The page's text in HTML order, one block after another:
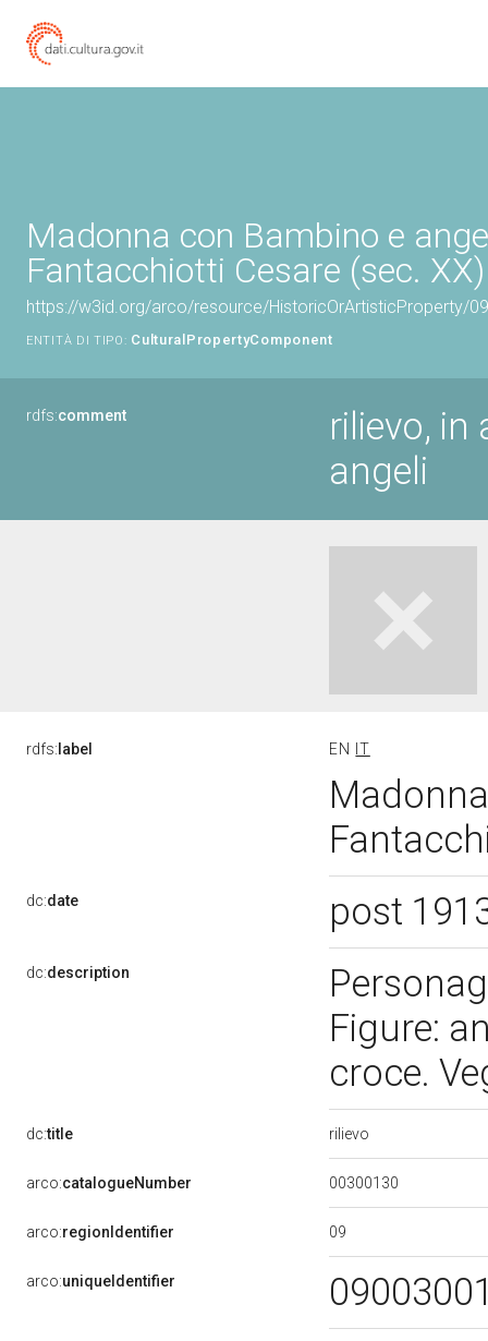
Madonna con Bambino e
Fantacchiotti Cesare (sec. XX)
https://w3id.org/arco/resource/HistoricOrArtisticProperty/
ENTITÀ DI TIPO: CulturalPropertyComponent
rdfs:comment
rilievo,
angeli
rdfs: label EN IT
dc:date post
dc:description
Figure:
croce.
dc:title rilievo
arco:catalogueNumber 00300130
arco:regionIdentifier 09
arco:uniqueIdentifier